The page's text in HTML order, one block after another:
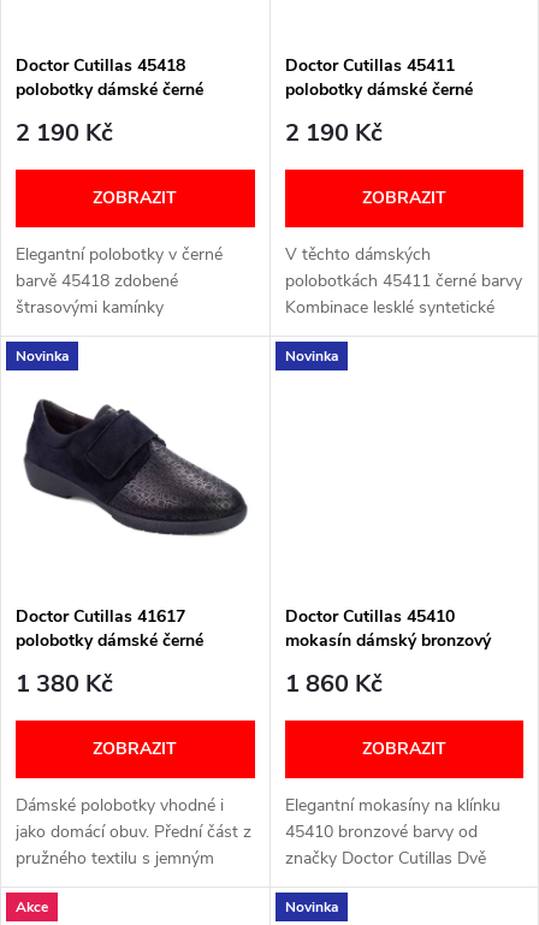
p
r
d
u
k
t
ů
s
p
r
o
d
u
k
t
Doctor Cutillas 45418
polobotky dámské černé
2 190 Kč
ZOBRAZIT
Elegantní polobotky v černé
barvě 45418 zdobené
štrasovými kamínky
Vyjímatelná stélka
Podpatek/klínek o výšce cca 4
G+...
Doctor Cutillas 45411
polobotky dámské černé
2 190 Kč
ZOBRAZIT
V těchto dámských
polobotkách 45411 černé barvy
Kombinace lesklé syntetické
kůže a umělý semiš Boční
strany zdobí černé kamínky,
Novinka
Doctor Cutillas 41617
polobotky dámské černé
1 380 Kč
ZOBRAZIT
Dámské polobotky vhodné i
jako domácí obuv. Přední část z
pružného textilu s jemným
potiskem Zadní část a pásek ze
syntetického textilu Textilní...
Novinka
Doctor Cutillas 45410
mokasín dámský bronzový
1 860 Kč
ZOBRAZIT
Elegantní mokasíny na klínku
45410 bronzové barvy od
značky Doctor Cutillas Dvě
barevné provedení tyto v
bronzové a také v černé barvě.
Akce Novinka